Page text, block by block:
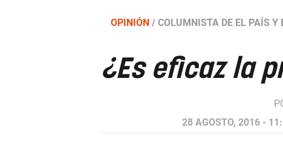
OPINIÓN / COLUMNISTA DE EL PAÍS Y
¿Es eficaz la
28 AGOSTO, 2016 -